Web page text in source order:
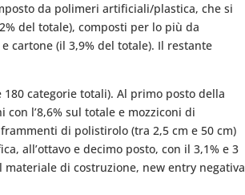
da polimeri artificiali/plastica, che si
del totale), composti per lo più da
cartone (il 3,9% del totale). Il restante
categorie totali). Al primo posto della
l’8,6% sul totale e mozziconi di
di polistirolo (tra 2,5 cm e 50 cm)
all’ottavo e decimo posto, con il 3,1% e 3
di costruzione, new entry negativa